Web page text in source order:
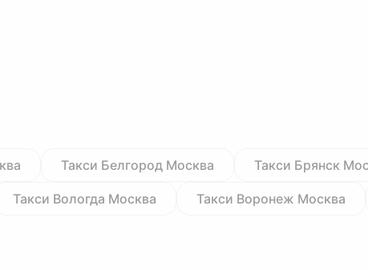
Такси Белгород Москва Такси Брянск
Такси Вологда Москва Такси Воронеж Москва